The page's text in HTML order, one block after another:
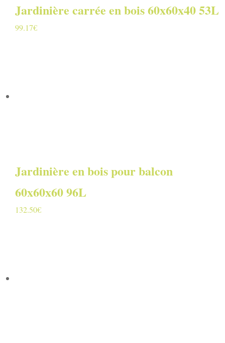
Jardinière carrée en bois 60x60x40 53L
99.17€
Jardinière en bois pour balcon
60x60x60 96L
132.50€